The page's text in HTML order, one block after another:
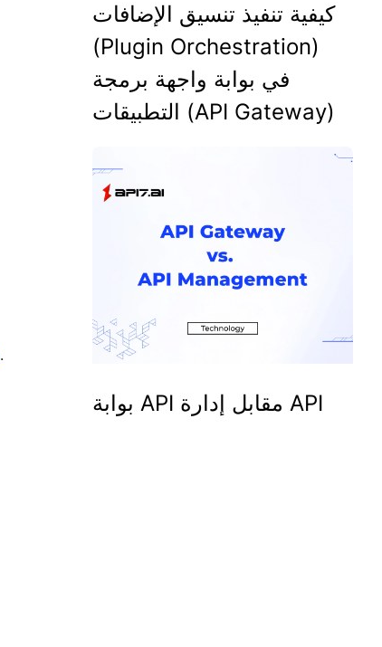
.
كيفية تنفيذ تنسيق الإضافات
(Plugin Orchestration)
في بوابة واجهة برمجة
التطبيقات (API Gateway)
بوابة API مقابل إدارة API